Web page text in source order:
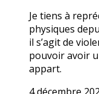
Je tiens à
physiques
il s’agit de
pouvoir avoir
appart.